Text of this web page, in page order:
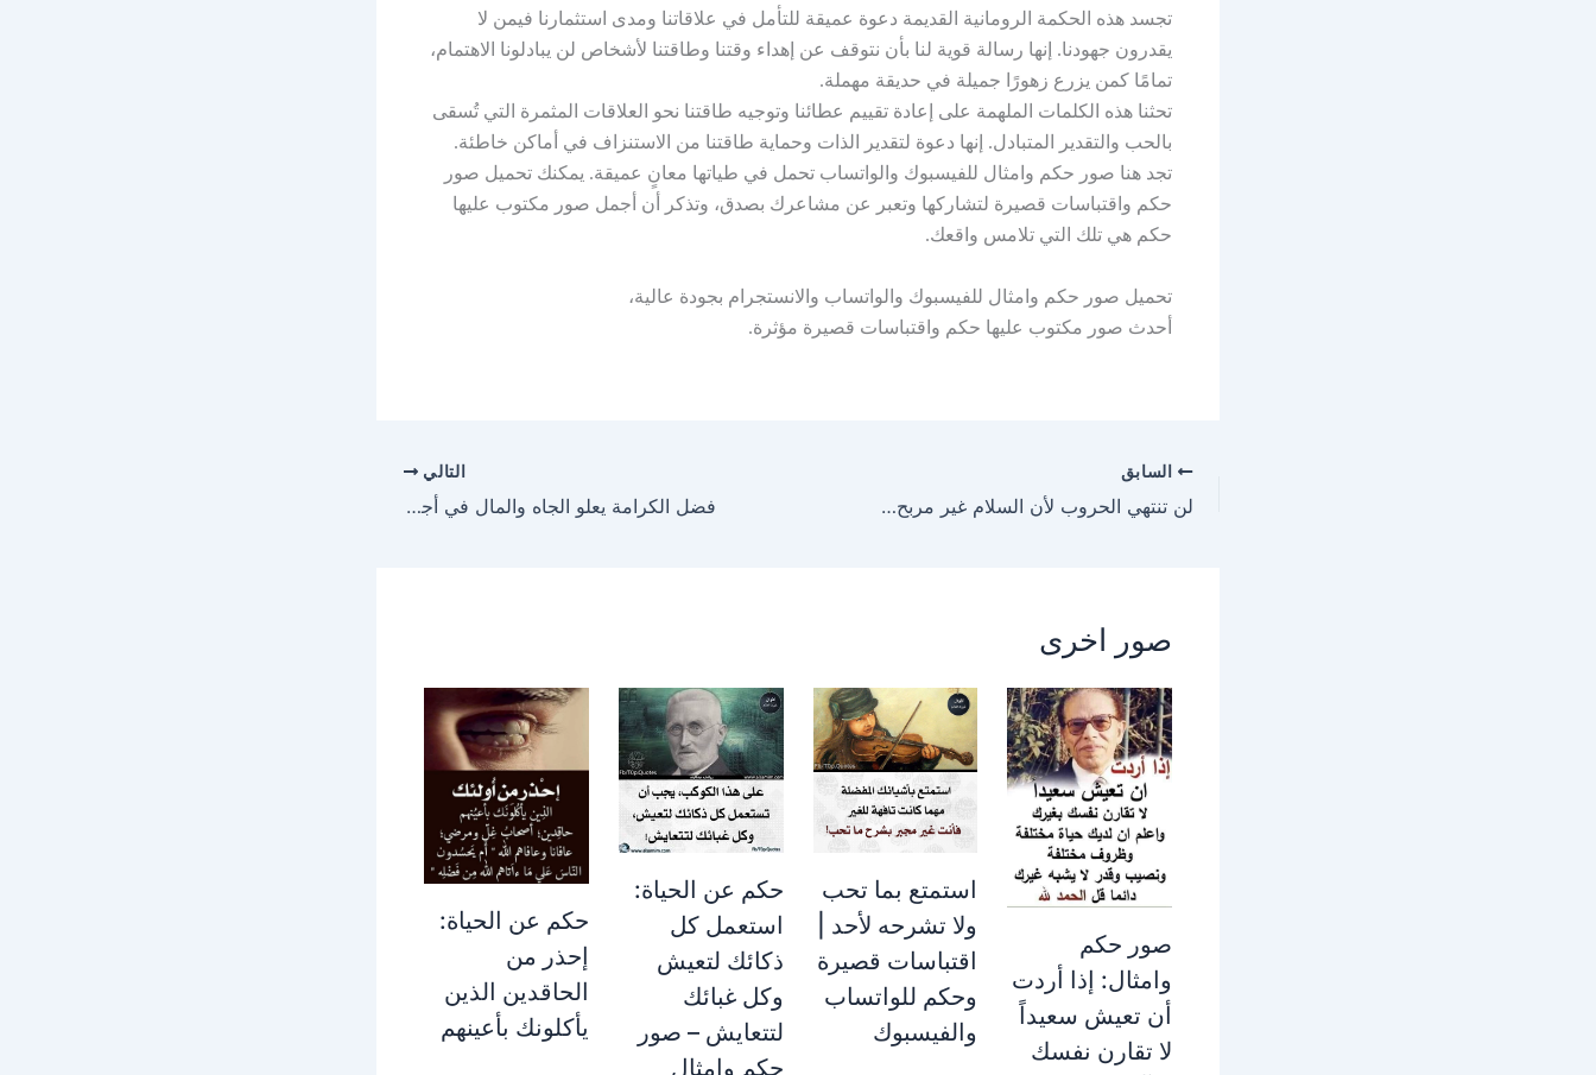
تجسد هذه الحكمة الرومانية القديمة دعوة عميقة للتأمل في علاقاتنا ومدى استثمارنا فيمن لا
يقدرون جهودنا. إنها رسالة قوية لنا بأن نتوقف عن إهداء وقتنا وطاقتنا لأشخاص لن يبادلونا الاهتمام،
تمامًا كمن يزرع زهورًا جميلة في حديقة مهملة.
تحثنا هذه الكلمات الملهمة على إعادة تقييم عطائنا وتوجيه طاقتنا نحو العلاقات المثمرة التي تُسقى
بالحب والتقدير المتبادل. إنها دعوة لتقدير الذات وحماية طاقتنا من الاستنزاف في أماكن خاطئة.
تجد هنا صور حكم وامثال للفيسبوك والواتساب تحمل في طياتها معانٍ عميقة. يمكنك تحميل صور
حكم واقتباسات قصيرة لتشاركها وتعبر عن مشاعرك بصدق، وتذكر أن أجمل صور مكتوب عليها
حكم هي تلك التي تلامس واقعك.
تحميل صور حكم وامثال للفيسبوك والواتساب والانستجرام بجودة عالية،
أحدث صور مكتوب عليها حكم واقتباسات قصيرة مؤثرة.
السابق
لن تنتهي الحروب لأن السلام غير مربح | حكم عن الحياة واقتباسات مؤثرة
التالي
فضل الكرامة يعلو الجاه والمال في أجمل صور حكم وامثال عن عزة النفس
صور اخرى
صور حكم
وامثال: إذا أردت
أن تعيش سعيداً
لا تقارن نفسك
استمتع بما تحب
ولا تشرحه لأحد |
اقتباسات قصيرة
وحكم للواتساب
والفيسبوك
حكم عن الحياة:
استعمل كل
ذكائك لتعيش
وكل غبائك
لتتعايش – صور
حكم وامثال
حكم عن الحياة:
إحذر من
الحاقدين الذين
يأكلونك بأعينهم